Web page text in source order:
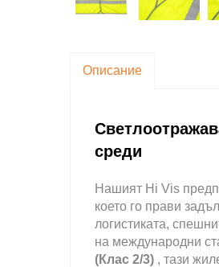
Описание
среди
Нашият Hi Vis
което го прави
логистиката,
на международни
(Клас 2/3) , тази